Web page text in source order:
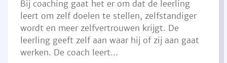
Bij coaching gaat het er om dat de leerling
leert om zelf doelen te stellen, zelfstandiger
wordt en meer zelfvertrouwen krijgt. De
leerling geeft zelf aan waar hij of zij aan gaat
werken. De coach leert...